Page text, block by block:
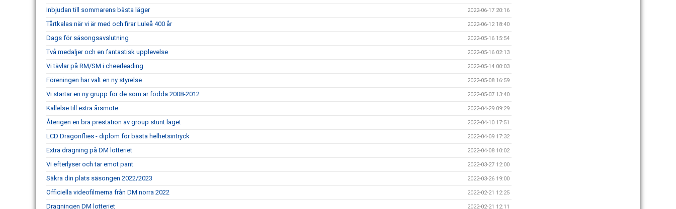
Inbjudan till sommarens bästa läger 2022-06-17 20:16
Tårtkalas när vi är med och firar Luleå 400 år 2022-06-12 18:40
Dags för säsongsavslutning 2022-05-16 15:54
Två medaljer och en fantastisk upplevelse 2022-05-16 02:13
Vi tävlar på RM/SM i cheerleading 2022-05-14 00:03
Föreningen har valt en ny styrelse 2022-05-08 16:59
Vi startar en ny grupp för de som är födda 2008-2012 2022-05-07 13:40
Kallelse till extra årsmöte 2022-04-29 09:29
Återigen en bra prestation av group stunt laget 2022-04-10 17:51
LCD Dragonflies - diplom för bästa helhetsintryck 2022-04-09 17:32
Extra dragning på DM lotteriet 2022-04-08 10:02
Vi efterlyser och tar emot pant 2022-03-27 12:00
Säkra din plats säsongen 2022/2023 2022-03-26 19:00
Officiella videofilmerna från DM norra 2022 2022-02-21 12:25
Dragningen DM lotteriet 2022-02-21 12:11